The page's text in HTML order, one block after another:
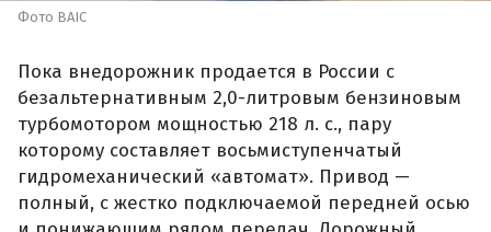
Фото BAIC
Пока внедорожник продается в России с
безальтернативным 2,0-литровым бензиновым
турбомотором мощностью 218 л. с., пару
которому составляет восьмиступенчатый
гидромеханический «автомат». Привод —
полный, с жестко подключаемой передней осью